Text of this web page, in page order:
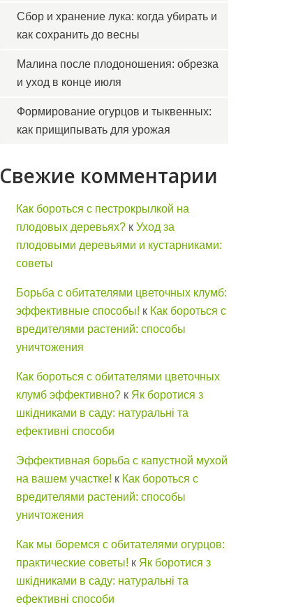
Сбор и хранение лука: когда убирать и
как сохранить до весны
Малина после плодоношения: обрезка
и уход в конце июля
Формирование огурцов и тыквенных:
как прищипывать для урожая
Свежие комментарии
Как бороться с пестрокрылкой на
плодовых деревьях? кУход за
плодовыми деревьями и кустарниками:
советы
Борьба с обитателями цветочных клумб:
эффективные способы! к Как бороться с
вредителями растений: способы
уничтожения
Как бороться с обитателями цветочных
клумб эффективно? к Як боротися з
шкідниками в саду: натуральні та
ефективні способи
Эффективная борьба с капустной мухой
на вашем участке! к Как бороться с
вредителями растений: способы
уничтожения
Как мы боремся с обитателями огурцов:
практические советы! к Як боротися з
шкідниками в саду: натуральні та
ефективні способи